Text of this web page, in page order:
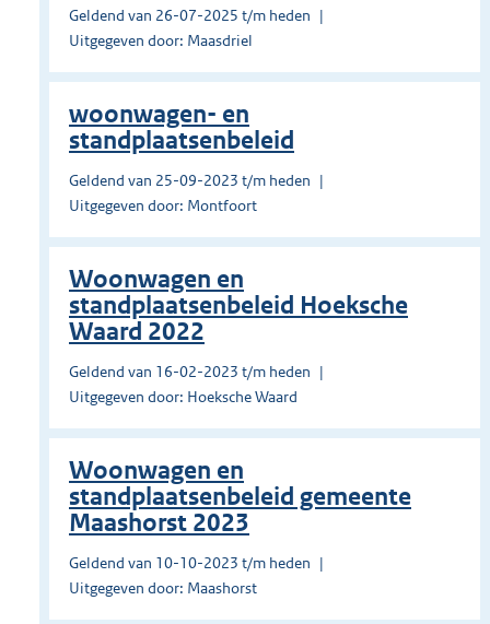
Geldend van 26-07-2025 t/m heden
Uitgegeven door: Maasdriel
woonwagen- en
standplaatsenbeleid
Geldend van 25-09-2023 t/m heden
Uitgegeven door: Montfoort
Woonwagen en
standplaatsenbeleid Hoeksche
Waard 2022
Geldend van 16-02-2023 t/m heden
Uitgegeven door: Hoeksche Waard
Woonwagen en
standplaatsenbeleid gemeente
Maashorst 2023
Geldend van 10-10-2023 t/m heden
Uitgegeven door: Maashorst